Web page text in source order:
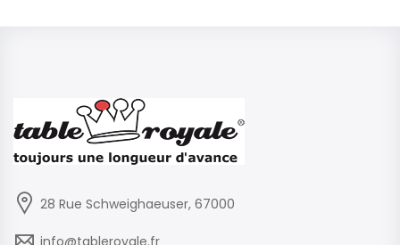
28 Rue Schweighaeuser, 67000
info@tableroyale.fr